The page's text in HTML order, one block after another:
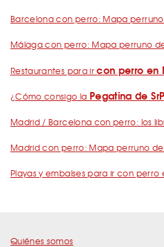
Barcelona con perro: Mapa perruno
Málaga con perro: Mapa perruno
Restaurantes para ircon perro en
¿Cómo consigo la Pegatina de
Madrid / Barcelona con perro: los
Madrid con perro: Mapa perruno de
Playas y embalses para ir con perro
Quiénes somos